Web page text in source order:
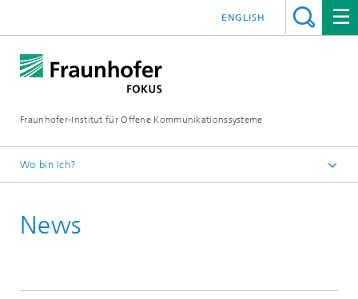
Fraunhofer-Institut für Offene Kommunikationssysteme
ENGLISH
Wo bin ich?
News